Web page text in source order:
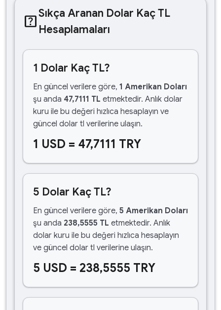
help_centerSıkça Aranan Dolar Kaç TL
Hesaplamaları
1 Dolar Kaç TL?
En güncel verilere göre, 1 Amerikan Doları
şu anda 47,7111 TL etmektedir. Anlık dolar
kuru ile bu değeri hızlıca hesaplayın ve
güncel dolar tl verilerine ulaşın.
1 USD = 47,7111 TRY
5 Dolar Kaç TL?
En güncel verilere göre, 5 Amerikan Doları
şu anda 238,5555 TL etmektedir. Anlık
dolar kuru ile bu değeri hızlıca hesaplayın
ve güncel dolar tl verilerine ulaşın.
5 USD = 238,5555 TRY